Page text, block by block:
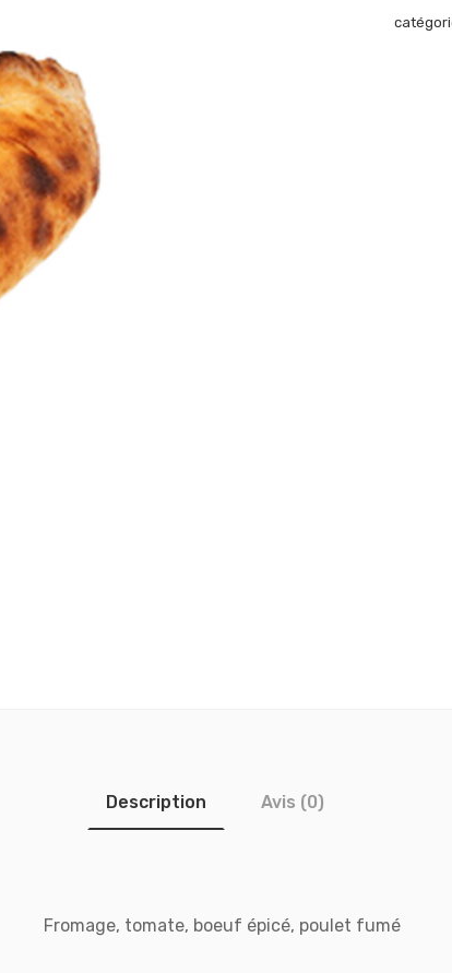
Description Avis (0)
Fromage, tomate, boeuf épicé, poulet fumé